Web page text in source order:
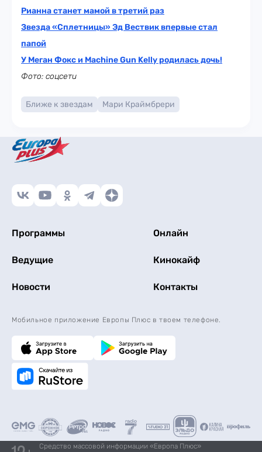
Рианна станет мамой в третий раз
Звезда «Сплетницы» Эд Вествик впервые стал
папой
У Меган Фокс и Machine Gun Kelly родилась дочь!
Фото: соцсети
Ближе к звездам Мари Краймбрери
Программы Онлайн
Ведущие Кинокайф
Новости Контакты
Мобильное приложение Европы Плюс в твоем телефоне.
Средство массовой информации «Европа Плюс»